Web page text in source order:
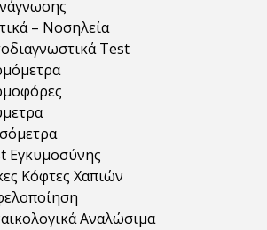
– Νοσηλεία
Test
Εγκυμοσύνης
Κόφτες Χαπιών
Αναλώσιμα